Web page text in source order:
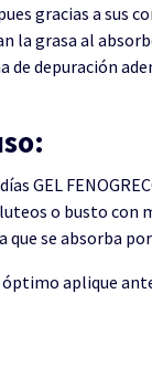
gracias a sus
la grasa al
de depuración
GEL
o busto con
que se absorba
aplique